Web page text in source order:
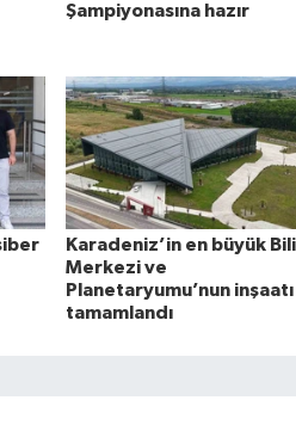
Şampiyonasına hazır
Karadeniz’in en büyük
Merkezi ve
Planetaryumu’nun inşaatı
tamamlandı